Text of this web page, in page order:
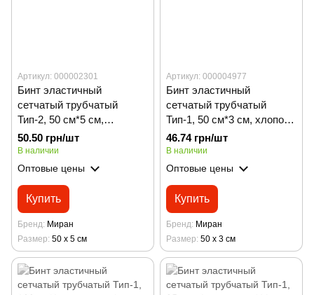
Артикул: 000002301
Бинт эластичный
сетчатый трубчатый
Тип-2, 50 см*5 см,
полиэстер Миран
50.50 грн/шт
В наличии
Оптовые цены
Купить
Бренд Миран
Размер 50 х 5 см
Артикул: 000004977
Бинт эластичный
сетчатый трубчатый
Тип-1, 50 см*3 см, хлопок /
Миран
46.74 грн/шт
В наличии
Оптовые цены
Купить
Бренд Миран
Размер 50 х 3 см